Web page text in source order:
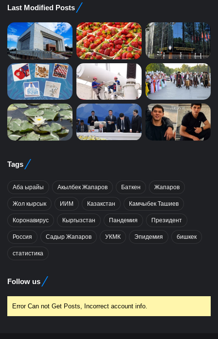
Last Modified Posts
Tags
Аба ырайы Акылбек Жапаров Баткен Жапаров
Жол кырсык ИИМ Казакстан Камчыбек Ташиев
Коронавирус Кыргызстан Пандемия Президент
Россия Садыр Жапаров УКМК Эпидемия бишкек
статистика
Follow us
Error Can not Get Posts, Incorrect account info.